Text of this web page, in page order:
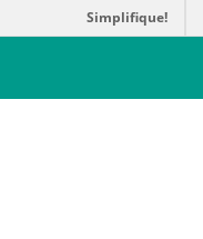
Simplifique!